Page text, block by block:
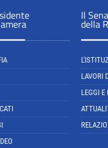
Il
della
LAVORI
LEGGI E